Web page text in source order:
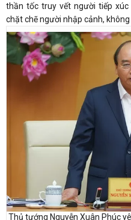
thần tốc truy vết người tiếp
chặt chẽ người nhập cảnh,
Thủ tướng Nguyễn Xuân Phúc